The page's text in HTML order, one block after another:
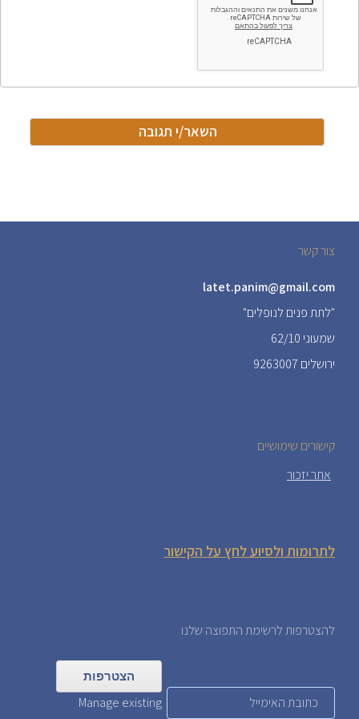
צור קשר
latet.panim@gmail.com
"לתת פנים לנופלים"
שמעוני 62/10
ירושלים 9263007
קישורים שימושיים
אתר יזכור
לתרומות ולסיוע לחץ על הקישור
להצטרפות לרשימת התפוצה שלנו
Manage existing